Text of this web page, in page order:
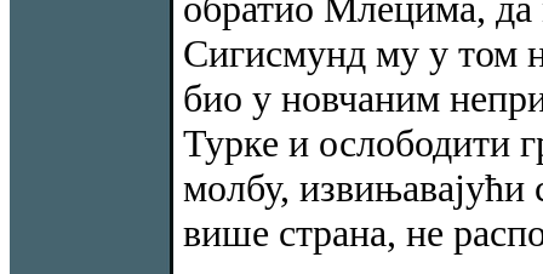
обратио Млецима, да
Сигисмунд му у том
био у новчаним
Турке и ослободити
молбу, извињавајући
више страна, не